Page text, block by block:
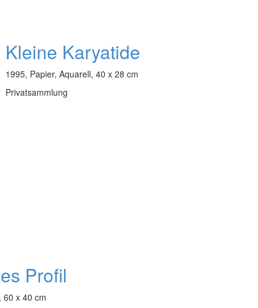
Kleine Karyatide
1995, Papier, Aquarell, 40 x 28 cm
Privatsammlung
Profil
60 x 40 cm